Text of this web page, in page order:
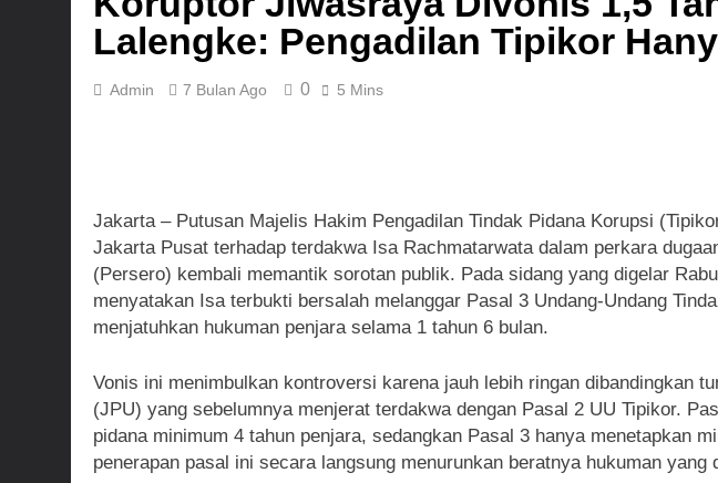
Dansatgas TMMD dan Ketua Persit
3 Hari Ago
Lalengke: Pengadilan Tipikor
Admin 7 Bulan Ago 0 5 Mins
Jakarta – Putusan Majelis Hakim Pengadilan Tindak Pidana Korupsi
Jakarta Pusat terhadap terdakwa Isa Rachmatarwata dalam perkara
(Persero) kembali memantik sorotan publik. Pada sidang yang digelar
menyatakan Isa terbukti bersalah melanggar Pasal 3 Undang-Undang
menjatuhkan hukuman penjara selama 1 tahun 6 bulan.
Vonis ini menimbulkan kontroversi karena jauh lebih ringan dibandingkan
(JPU) yang sebelumnya menjerat terdakwa dengan Pasal 2 UU Tipikor.
pidana minimum 4 tahun penjara, sedangkan Pasal 3 hanya menetapkan
penerapan pasal ini secara langsung menurunkan beratnya hukuman yang